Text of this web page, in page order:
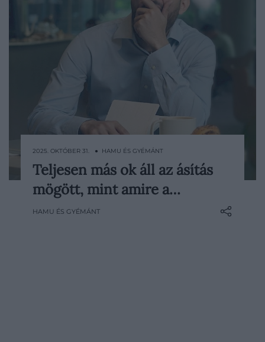
Az ásítás az egyik legősibb és
leggyakoribb reflex az élővilágban – a
szinte a teljes állatvilágban megfigyelhető
2025. OKTÓBER 31. ● HAMU ÉS GYÉMÁNT
Teljesen más ok áll az ásítás
mögött, mint amire a…
HAMU ÉS GYÉMÁNT